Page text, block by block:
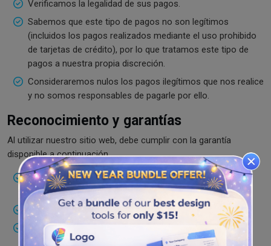
Verificamos la legalidad de sus pagos.
Sabemos que este tipo de pagos no son legítimos
(incluidos los pagos realizados mediante el uso prohibido
de tarjetas de crédito), por lo que tratamos este tipo de
pagos a nuestra propia discreción.
Consideraremos nulos los pagos ilegítimos que nos realice
y no somos responsables de pagarle por ello.
Reconocimiento y garantías
Al utilizar nuestro sitio web, debe cumplir con la garantía
disponible a continuación.
Usted es responsable del contenido que se carga en
nuestro sitio web.
La edad debe ser mayor de 18 años.
Cumplir con todas las políticas establecidas en este
acuerdo.